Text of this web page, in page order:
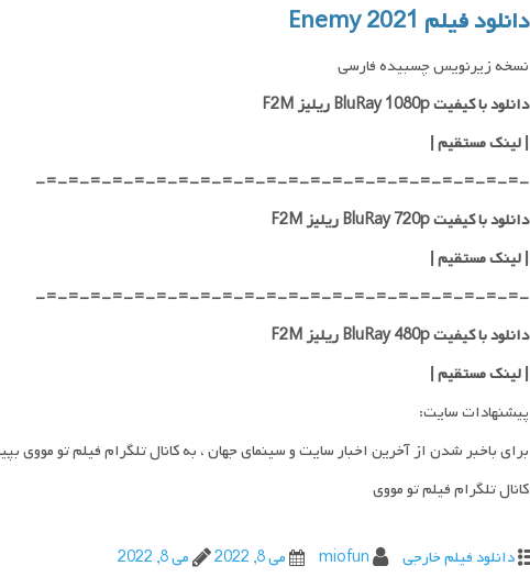
دانلود فیلم Enemy 2021
نسخه زیرنویس چسبیده فارسی
دانلود با کیفیت BluRay 1080p ریلیز F2M
|لینک مستقیم|
-=-=-=-=-=-=-=-=-=-=-=-=-=-=-=-=-=-=-=-=-=-=-
دانلود با کیفیت BluRay 720p ریلیز F2M
| لینک مستقیم|
-=-=-=-=-=-=-=-=-=-=-=-=-=-=-=-=-=-=-=-=-=-=-
دانلود با کیفیت BluRay 480p ریلیز F2M
| لینک مستقیم|
پیشنهادات سایت:
برای باخبر شدن از آخرین اخبار سایت و سینمای جهان ، به کانال تلگرام فیلم تو مووی
کانال تلگرام فیلم تو مووی
دانلود فیلم خارجی miofun می 8, 2022 می 8, 2022